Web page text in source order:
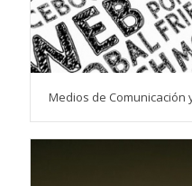
Medios de Comunicación